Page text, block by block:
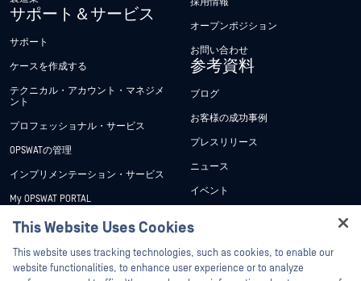
サポート＆サービス
サポート
ケースを作成する
テクニカル・アカウント・マネジメ
ント
プロフェッショナル・サービス
OPSWATの管理
インプリメンテーション・サービス
My OPSWAT PORTAL
技術文書
トレーニング
脆弱性対策プログラム
オープンポジション
お問い合わせ
参考資料
ブログ
お客様の成功事例
プレスリリース
ニュース
イベント
ホワイトペーパー
This Website Uses Cookies
This website uses tracking technologies, such as cookies, to enable our
website functionalities, to enhance user experience or to analyze
Hey there!
I'm Ozzy, your OPSWAT virtual assistant.